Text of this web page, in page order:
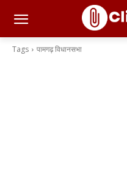
Tags पामगढ़ विधानसभा